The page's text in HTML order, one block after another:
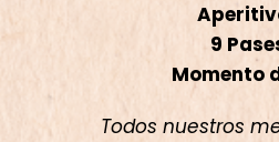
9
Momento
Todos nuestros